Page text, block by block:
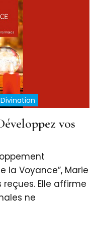
vos
la Voyance”, Marie
Elle affirme
ne